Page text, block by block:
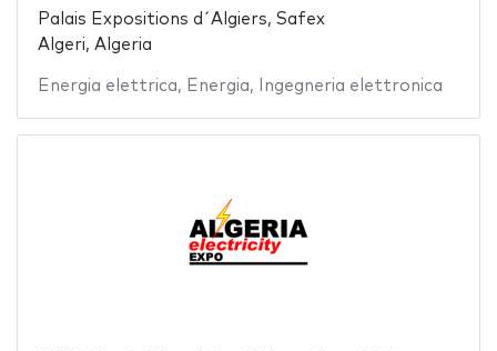
Palais Expositions d´Algiers, Safex
Algeri, Algeria
Energia elettrica, Energia, Ingegneria elettronica